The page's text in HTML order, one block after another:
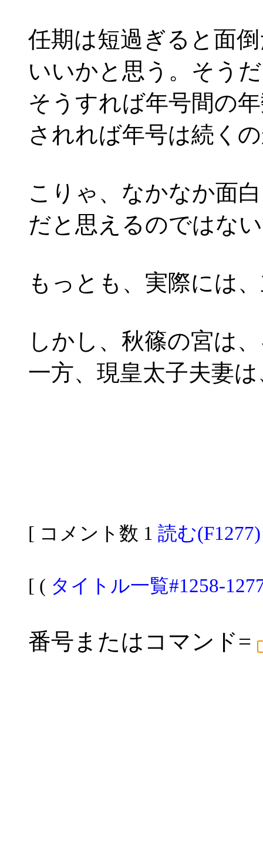
任期は短過ぎると面
いいかと思う。そう
そうすれば年号間の
されれば年号は続く
こりゃ、なかなか面
だと思えるのではな
もっとも、実際には
しかし、秋篠の宮は
一方、現皇太子夫妻
[ コメント数 1 読む(F1277)
[ ( タイトル一覧#1258-
番号またはコマンド=